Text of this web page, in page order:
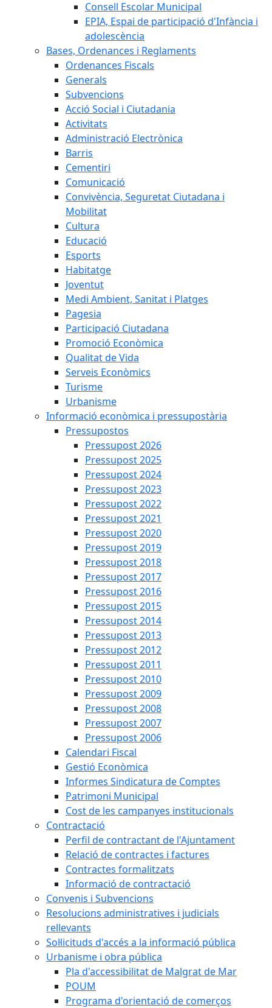
Consell Escolar Municipal
EPIA, Espai de participació d'Infància i
adolescència
Bases, Ordenances i Reglaments
Ordenances Fiscals
Generals
Subvencions
Acció Social i Ciutadania
Activitats
Administració Electrònica
Barris
Cementiri
Comunicació
Convivència, Seguretat Ciutadana i
Mobilitat
Cultura
Educació
Esports
Habitatge
Joventut
Medi Ambient, Sanitat i Platges
Pagesia
Participació Ciutadana
Promoció Econòmica
Qualitat de Vida
Serveis Econòmics
Turisme
Urbanisme
Informació econòmica i pressupostària
Pressupostos
Pressupost 2026
Pressupost 2025
Pressupost 2024
Pressupost 2023
Pressupost 2022
Pressupost 2021
Pressupost 2020
Pressupost 2019
Pressupost 2018
Pressupost 2017
Pressupost 2016
Pressupost 2015
Pressupost 2014
Pressupost 2013
Pressupost 2012
Pressupost 2011
Pressupost 2010
Pressupost 2009
Pressupost 2008
Pressupost 2007
Pressupost 2006
Calendari Fiscal
Gestió Econòmica
Informes Sindicatura de Comptes
Patrimoni Municipal
Cost de les campanyes institucionals
Contractació
Perfil de contractant de l'Ajuntament
Relació de contractes i factures
Contractes formalitzats
Informació de contractació
Convenis i Subvencions
Resolucions administratives i judicials
rellevants
Sol·licituds d'accés a la informació pública
Urbanisme i obra pública
Pla d'accessibilitat de Malgrat de Mar
POUM
Programa d'orientació de comerços